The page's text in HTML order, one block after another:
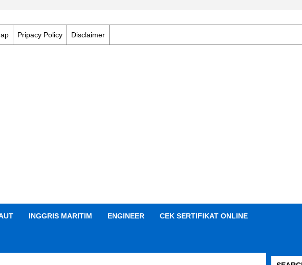
Pripacy Policy Disclaimer
INGGRIS MARITIM ENGINEER CEK SERTIFIKAT ONLINE